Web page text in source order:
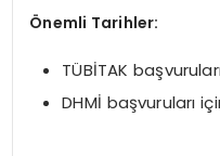
Önemli Tarihler:
TÜBİTAK
DHMİ başvuruları